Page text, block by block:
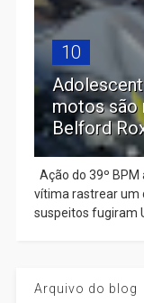
10
motos são
Belford
Ação do 39º
vítima rastrear um
suspeitos fugiram
Arquivo do blog